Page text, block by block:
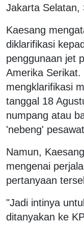
Jakarta Selatan,
Kaesang
diklarifikasi
penggunaan jet
Amerika Serikat.
mengklarifikasi
tanggal 18
numpang atau
'nebeng'
Namun,
mengenai
pertanyaan
"Jadi intinya
ditanyakan ke